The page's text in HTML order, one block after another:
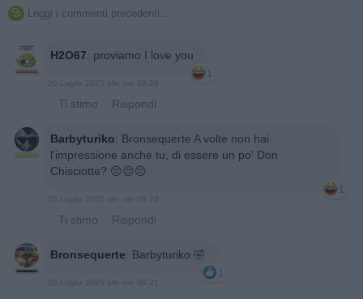
 Leggi i commenti precedenti...
H2O67: proviamo I love you
1
· Ti stimo · Rispondi
Barbyturiko: Bronsequerte A volte non hai
l'impressione anche tu, di essere un po' Don
Chisciotte? 😔😔😔
1
26 Luglio 2025 alle ore 09:20
· Ti stimo · Rispondi
Bronsequerte: Barbyturiko 🤣
1
26 Luglio 2025 alle ore 09:21